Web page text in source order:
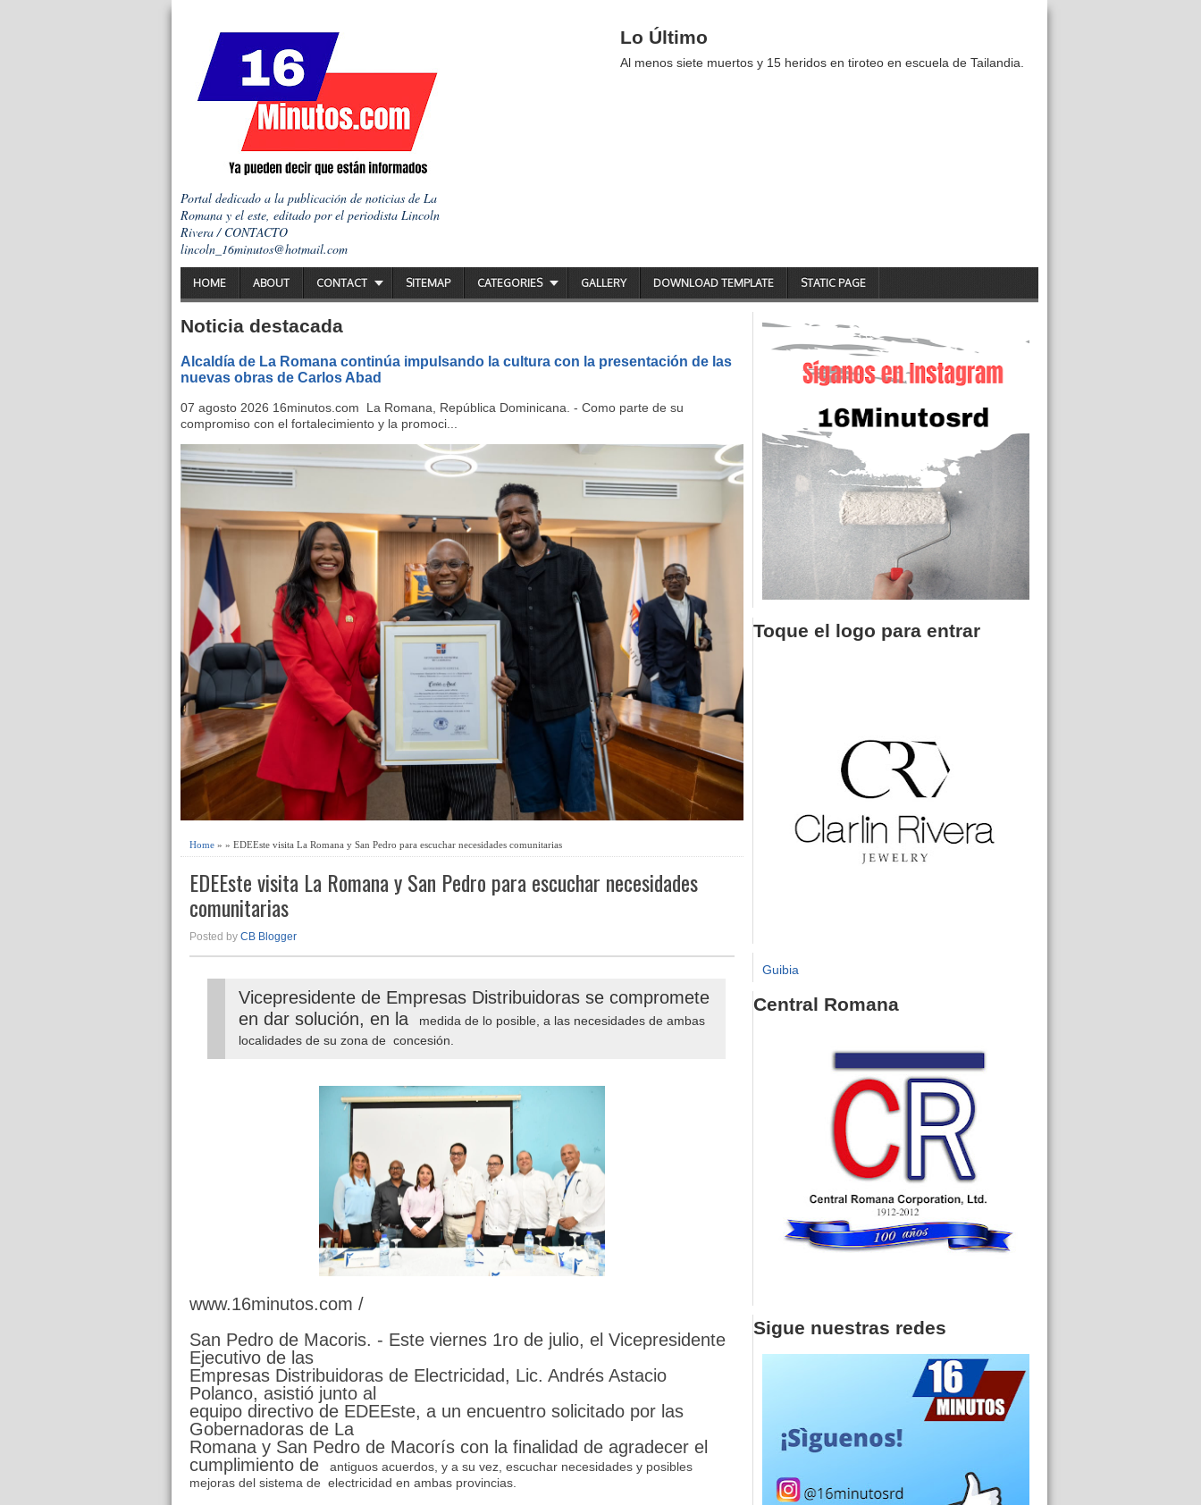
Portal dedicado a la publicación de noticias de La
Romana y el este, editado por el periodista Lincoln
Rivera / CONTACTO
lincoln_16minutos@hotmail.com
Lo Último
Al menos siete muertos y 15 heridos en tiroteo en escuela de Tailandia.
HOME ABOUT CONTACT SITEMAP CATEGORIES GALLERY DOWNLOAD TEMPLATE STATIC PAGE
Noticia destacada
Alcaldía de La Romana continúa impulsando la cultura con la presentación de las
nuevas obras de Carlos Abad
07 agosto 2026 16minutos.com La Romana, República Dominicana. - Como parte de su
compromiso con el fortalecimiento y la promoci...
Home » » EDEEste visita La Romana y San Pedro para escuchar necesidades comunitarias
EDEEste visita La Romana y San Pedro para escuchar necesidades
comunitarias
Posted by CB Blogger
Vicepresidente de Empresas Distribuidoras se compromete
en dar solución, en la
medida de lo posible, a las necesidades de ambas
localidades de su zona de concesión.
www.16minutos.com /
San Pedro de Macoris. - Este viernes 1ro de julio, el Vicepresidente
Ejecutivo de las
Empresas Distribuidoras de Electricidad, Lic. Andrés Astacio
Polanco, asistió junto al
equipo directivo de EDEEste, a un encuentro solicitado por las
Gobernadoras de La
Romana y San Pedro de Macorís con la finalidad de agradecer el
cumplimiento de
antiguos acuerdos, y a su vez, escuchar necesidades y posibles
mejoras del sistema de electricidad en ambas provincias.
Toque el logo para entrar
Guibia
Central Romana
Sigue nuestras redes